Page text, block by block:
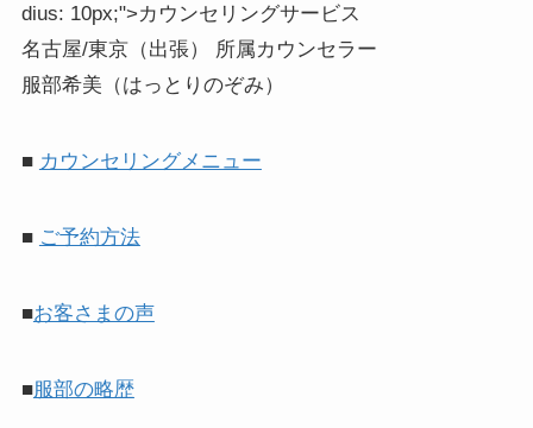
dius: 10px;">カウンセリングサービス
名古屋/東京（出張） 所属カウンセラー
服部希美（はっとりのぞみ）
■ カウンセリングメニュー
■ ご予約方法
■お客さまの声
■服部の略歴